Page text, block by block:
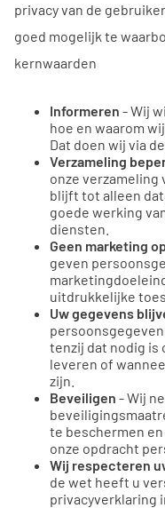
privacy van de
goed mogelijk te
kernwaarden
Informeren - Wij
hoe en waarom
Dat doen wij via
Verzameling
onze
blijft tot alleen
goede werking
diensten.
Geen marketing
geven
uitdrukkelijke
Uw gegevens
tenzij dat nodig is
leveren of
zijn.
Beveiligen - Wij
te beschermen
onze opdracht
Wij respecteren
de wet heeft u
privacyverklaring